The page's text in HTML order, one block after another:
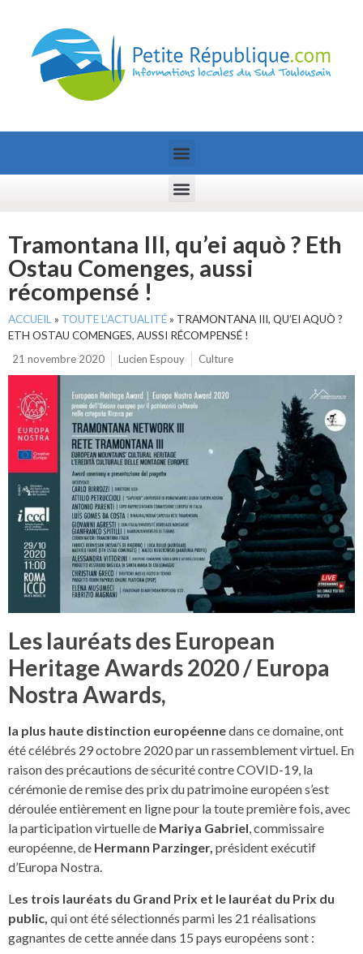
Tramontana III, qu’ei aquò ? Eth
Ostau Comenges, aussi
récompensé !
ACCUEIL » TOUTE L’ACTUALITÉ» TRAMONTANA III, QU’EI AQUÒ ?
ETH OSTAU COMENGES, AUSSI RÉCOMPENSÉ !
21 novembre 2020
Lucien Espouy Culture
Les lauréats des European
Heritage Awards 2020 / Europa
Nostra Awards,
la plus haute distinction européennedans ce domaine, ont
été célébrés 29 octobre 2020 par un rassemblement virtuel. En
raison des précautions de sécurité contre COVID-19, la
cérémonie de remise des prix du patrimoine européen s’est
déroulée entièrement en ligne pour la toute première fois, avec
la participation virtuelle de Mariya Gabriel, commissaire
européenne, de Hermann Parzinger, président exécutif
d’Europa Nostra.
L es trois lauréats du Grand Prix et le lauréat du Prix du
public, qui ont été sélectionnés parmi les 21 réalisations
gagnantes de cette année dans 15 pays européens sont :